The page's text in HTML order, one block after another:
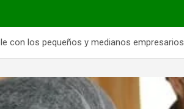
con los pequeños y medianos empresarios